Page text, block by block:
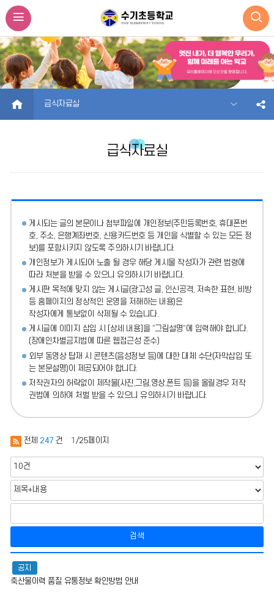
HOME 급식자료실
급식자료실
게시되는 글의 본문이나 첨부파일에
개인정보(주민등록번호, 휴대폰번
호, 주소, 은행계좌번호, 신용카드번호 등 개인을 식별할 수 있는 모든 정
보)를 포함시키지 않도록 주의하시기 바랍니다.
개인정보가 게시되어 노출 될 경우 해당 게시물 작성자가 관련 법령에
따라 처분을 받을 수 있으니 유의하시기 바랍니다.
게시판 목적에 맞지 않는 게시글(광고성 글, 인신공격, 저속한 표현, 비방
등 홈페이지의 정상적인 운영을 저해하는 내용)은
작성자에게 통보없이 삭제될 수 있습니다.
게시글에 이미지 삽입 시 [상세 내용]을 “그림설명”에 입력해야 합니다.
(장애인차별금지법에 따른 웹접근성 준수)
외부 동영상 탑재 시 콘텐츠(음성정보 등)에 대한 대체 수단(자막삽입 또
는 본문설명)이 제공되어야 합니다.
저작권자의 허락없이 제작물(사진,그림,영상,폰트 등)을 올릴경우 저작
권법에 의하여 처벌 받을 수 있으니 유의하시기 바랍니다.
전체 247 건 1 /25페이지
검색
급
식
자
공지
축산물이력 품질 유통정보 확인방법 안내